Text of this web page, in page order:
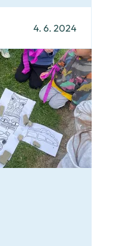
4. 6. 2024